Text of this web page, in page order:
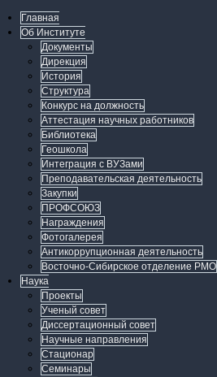
Главная
Об Институте
Документы
Дирекция
История
Структура
Конкурс на должность
Аттестация научных работников
Библиотека
Геошкола
Интеграция с ВУЗами
Преподавательская деятельность
Закупки
ПРОФСОЮЗ
Награждения
Фотогалерея
Антикоррупционная деятельность
Восточно-Сибирское отделение РМО
Наука
Проекты
Ученый совет
Диссертационный совет
Научные направления
Стационар
Семинары